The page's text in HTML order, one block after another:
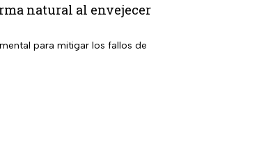
natural al envejecer
para mitigar los fallos de